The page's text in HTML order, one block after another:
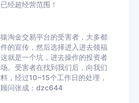
经超经营范围！
金交易平台的受害者，大多都
的宣传，然后选择进入进去领福
就是一个坑，进去操作的投资者
。受害者在找到我们后，向我们
，经过10~15个工作日的处理，
问张成：dzc644